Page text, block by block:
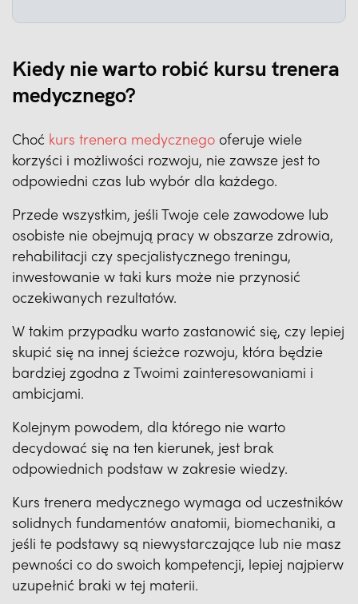
Kiedy nie warto robić kursu trenera
medycznego?
Choć kurs trenera medycznego oferuje wiele
korzyści i możliwości rozwoju, nie zawsze jest to
odpowiedni czas lub wybór dla każdego.
Przede wszystkim, jeśli Twoje cele zawodowe lub
osobiste nie obejmują pracy w obszarze zdrowia,
rehabilitacji czy specjalistycznego treningu,
inwestowanie w taki kurs może nie przynosić
oczekiwanych rezultatów.
W takim przypadku warto zastanowić się, czy lepiej
skupić się na innej ścieżce rozwoju, która będzie
bardziej zgodna z Twoimi zainteresowaniami i
ambicjami.
Kolejnym powodem, dla którego nie warto
decydować się na ten kierunek, jest brak
odpowiednich podstaw w zakresie wiedzy.
Kurs trenera medycznego wymaga od uczestników
solidnych fundamentów anatomii, biomechaniki, a
jeśli te podstawy są niewystarczające lub nie masz
pewności co do swoich kompetencji, lepiej najpierw
uzupełnić braki w tej materii.